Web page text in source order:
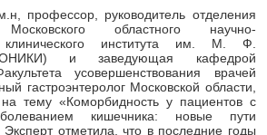
профессор, руководитель отделения
Московского областного научно-
клинического института им. М. Ф.
и заведующая кафедрой
усовершенствования врачей
гастроэнтеролог Московской области,
тему «Коморбидность у пациентов с
кишечника: новые пути
отметила, что в последние годы